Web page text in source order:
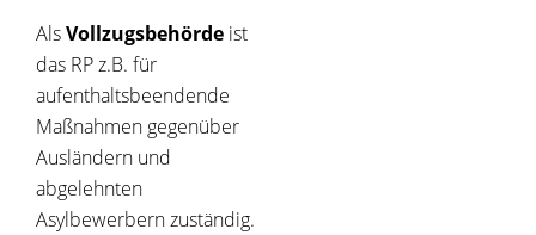
AlsVollzugsbehörde ist
das RP z.B. für
aufenthaltsbeendende
Maßnahmen gegenüber
Ausländern und
abgelehnten
Asylbewerbern zuständig.